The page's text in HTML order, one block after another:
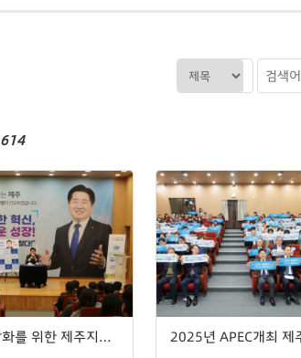
614
현장소통강화를 위한 제주지방공공기관 현장 간담회